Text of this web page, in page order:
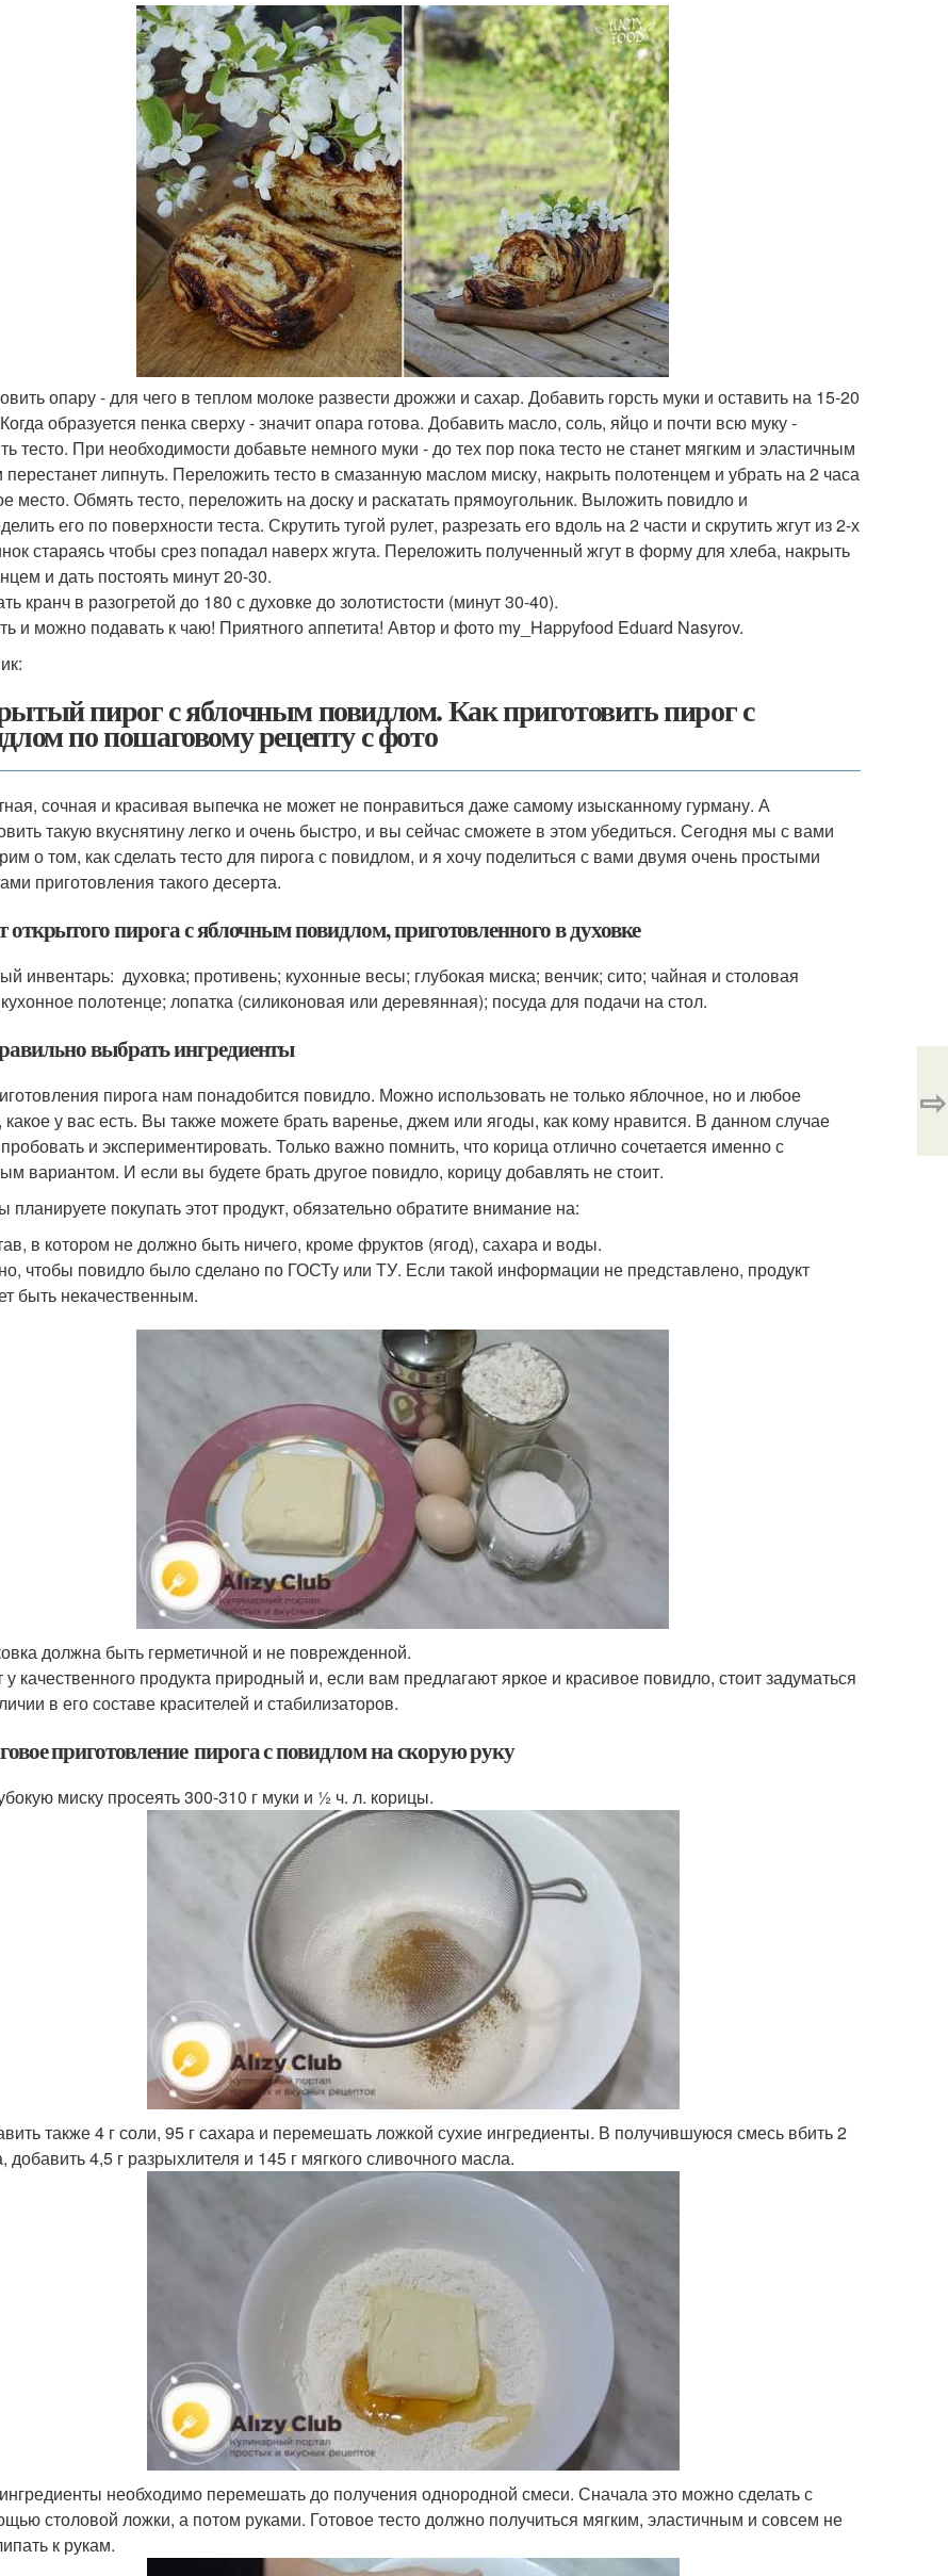
опару - для чего в теплом молоке развести дрожжи и сахар. Добавить горсть муки и оставить на 15-20
образуется пенка сверху - значит опара готова. Добавить масло, соль, яйцо и почти всю муку -
тесто. При необходимости добавьте немного муки - до тех пор пока тесто не станет мягким и эластичным
перестанет липнуть. Переложить тесто в смазанную маслом миску, накрыть полотенцем и убрать на 2 часа
место. Обмять тесто, переложить на доску и раскатать прямоугольник. Выложить повидло и
его по поверхности теста. Скрутить тугой рулет, разрезать его вдоль на 2 части и скрутить жгут из 2-х
стараясь чтобы срез попадал наверх жгута. Переложить полученный жгут в форму для хлеба, накрыть
и дать постоять минут 20-30.
кранч в разогретой до 180 с духовке до золотистости (минут 30-40).
и можно подавать к чаю! Приятного аппетита! Автор и фото my_Happyfood Eduard Nasyrov.
пирог с яблочным повидлом. Как приготовить пирог с
по пошаговому рецепту с фото
сочная и красивая выпечка не может не понравиться даже самому изысканному гурману. А
такую вкуснятину легко и очень быстро, и вы сейчас сможете в этом убедиться. Сегодня мы с вами
о том, как сделать тесто для пирога с повидлом, и я хочу поделиться с вами двумя очень простыми
приготовления такого десерта.
открытого пирога с яблочным повидлом, приготовленного в духовке
инвентарь: духовка; противень; кухонные весы; глубокая миска; венчик; сито; чайная и столовая
полотенце; лопатка (силиконовая или деревянная); посуда для подачи на стол.
выбрать ингредиенты
пирога нам понадобится повидло. Можно использовать не только яблочное, но и любое
какое у вас есть. Вы также можете брать варенье, джем или ягоды, как кому нравится. В данном случае
и экспериментировать. Только важно помнить, что корица отлично сочетается именно с
вариантом. И если вы будете брать другое повидло, корицу добавлять не стоит.
планируете покупать этот продукт, обязательно обратите внимание на:
в котором не должно быть ничего, кроме фруктов (ягод), сахара и воды.
чтобы повидло было сделано по ГОСТу или ТУ. Если такой информации не представлено, продукт
быть некачественным.
должна быть герметичной и не поврежденной.
у качественного продукта природный и, если вам предлагают яркое и красивое повидло, стоит задуматься
в его составе красителей и стабилизаторов.
приготовление пирога с повидлом на скорую руку
миску просеять 300-310 г муки и ½ ч. л. корицы.
также 4 г соли, 95 г сахара и перемешать ложкой сухие ингредиенты. В получившуюся смесь вбить 2
добавить 4,5 г разрыхлителя и 145 г мягкого сливочного масла.
необходимо перемешать до получения однородной смеси. Сначала это можно сделать с
столовой ложки, а потом руками. Готовое тесто должно получиться мягким, эластичным и совсем не
к рукам.
⇨